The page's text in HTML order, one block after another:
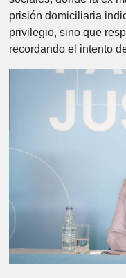
prisión domiciliaria
privilegio, sino que
recordando el intento